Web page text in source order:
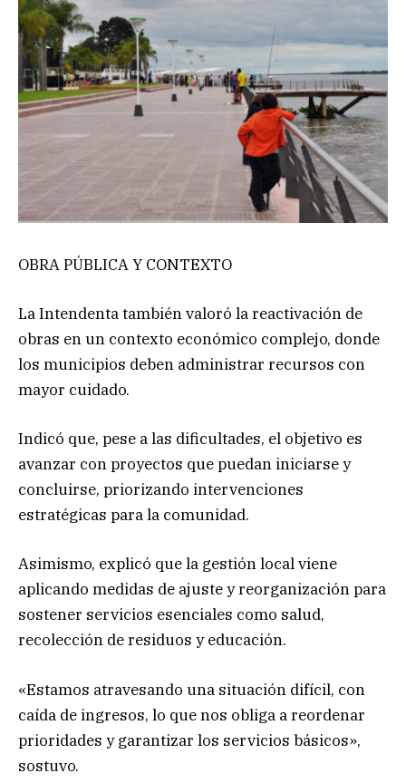
OBRA PÚBLICA Y CONTEXTO
La Intendenta también valoró la reactivación de
obras en un contexto económico complejo, donde
los municipios deben administrar recursos con
mayor cuidado.
Indicó que, pese a las dificultades, el objetivo es
avanzar con proyectos que puedan iniciarse y
concluirse, priorizando intervenciones
estratégicas para la comunidad.
Asimismo, explicó que la gestión local viene
aplicando medidas de ajuste y reorganización para
sostener servicios esenciales como salud,
recolección de residuos y educación.
«Estamos atravesando una situación difícil, con
caída de ingresos, lo que nos obliga a reordenar
prioridades y garantizar los servicios básicos»,
sostuvo.